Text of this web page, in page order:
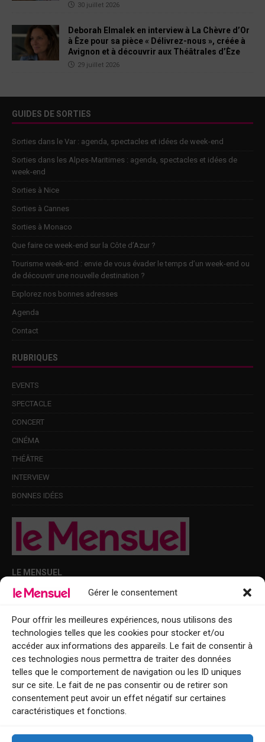
Gérer le consentement
Pour offrir les meilleures expériences, nous utilisons des
technologies telles que les cookies pour stocker et/ou
accéder aux informations des appareils. Le fait de consentir à
ces technologies nous permettra de traiter des données
telles que le comportement de navigation ou les ID uniques
sur ce site. Le fait de ne pas consentir ou de retirer son
consentement peut avoir un effet négatif sur certaines
caractéristiques et fonctions.
30 juillet 2026
Deborah Elmalek en interview à La Chèvre d’Or
à Èze pour sa pièce « Délivrez-nous », créée à
Avignon et à découvrir aux Théâtrales d’Èze
29 juillet 2026
GUIDES DE SORTIES
Sorties dans le Var : agenda, spectacles et idées de week-end
Sorties dans les Alpes-Maritimes : agenda, spectacles et idées de
week-end
Sorties à Nice
Sorties à Cannes
Sorties à Monaco
Que faire ce week-end sur la Côte d’Azur ?
Tourisme week-end : envie de vous évader le temps d’un week-end ou
de découvrir une nouvelle destination ?
Explorez nos bonnes adresses
Agenda
Contact
RUBRIQUES
EVENTS
SPECTACLE
CONCERT
CINÉMA
THÉÂTRE
INTERVIEW
BONNES IDÉES
LE MENSUEL
Points de diffusion Var et Alpes-Maritimes : oû trouver Le Mensuel ?
Le Mensuel en PDF : consultez le magazine en ligne
Qui sommes-nous ?
BFM Top Sorties
EVENT
Tourisme week-end : envie de vous évader le temps d’un week-end ou
Explorez nos bonnes adresses